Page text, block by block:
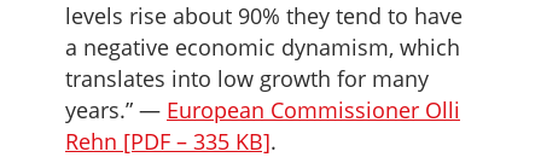
levels rise about 90% they tend to have
a negative economic dynamism, which
translates into low growth for many
years.” — European Commissioner Olli
Rehn [PDF – 335 KB].